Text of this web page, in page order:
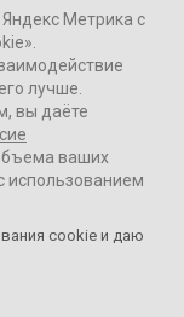
Греции
миссию
Метрика с
лучше.
вы даёте
ваших
использованием
cookie и даю